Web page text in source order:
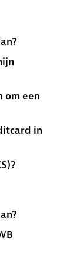
om een
in